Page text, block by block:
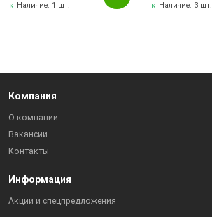
Наличие: 1 шт. Наличие: 3 шт.
Компания
О компании
Вакансии
Контакты
Информация
Акции и спецпредложения